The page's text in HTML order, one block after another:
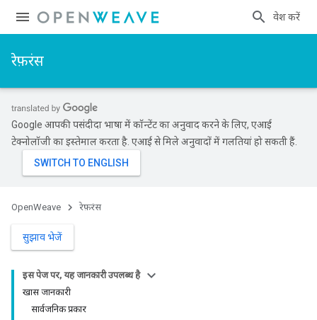
प्रवेश करें
रेफ़रंस
Google आपकी पसंदीदा भाषा में कॉन्टेंट का अनुवाद करने के लिए, एआई
टेक्नोलॉजी का इस्तेमाल करता है. एआई से मिले अनुवादों में गलतियां हो सकती हैं.
OpenWeave रेफ़रंस
सुझाव भेजें
इस पेज पर, यह जानकारी उपलब्ध है
खास जानकारी
सार्वजनिक प्रकार